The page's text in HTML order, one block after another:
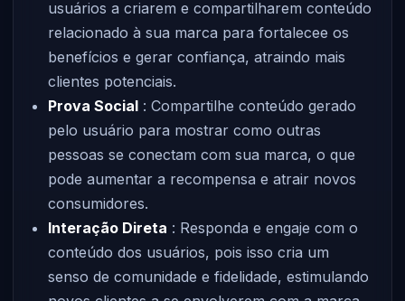
usuários a criarem e compartilharem conteúdo
relacionado à sua marca para fortalecee os
benefícios e gerar confiança, atraindo mais
clientes potenciais.
Prova Social : Compartilhe conteúdo gerado
pelo usuário para mostrar como outras
pessoas se conectam com sua marca, o que
pode aumentar a recompensa e atrair novos
consumidores.
Interação Direta : Responda e engaje com o
conteúdo dos usuários, pois isso cria um
senso de comunidade e fidelidade, estimulando